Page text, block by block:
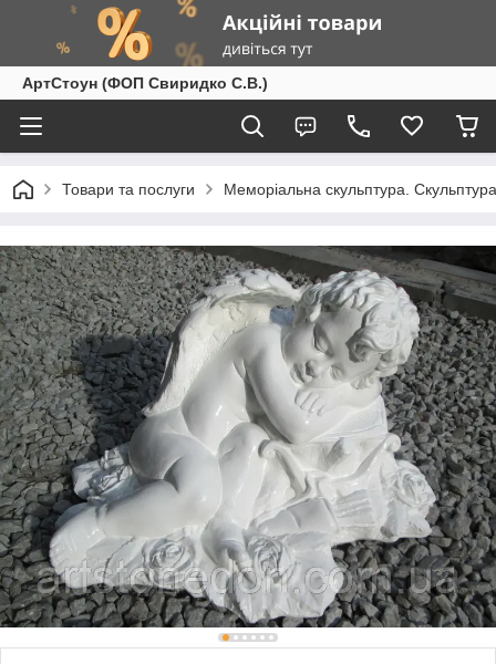
АртСтоун (ФОП Свиридко С.В.)
Товари та послуги Меморіальна скульптура.